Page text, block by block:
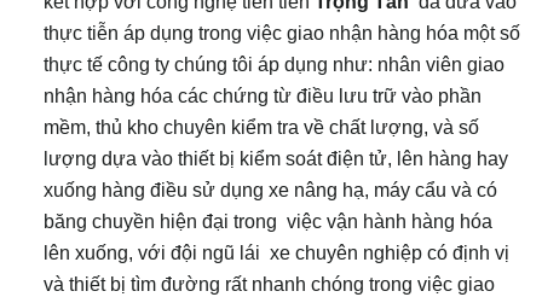
thực tiễn áp dụng trong việc giao nhận hàng hóa một số
thực tế công ty chúng tôi áp dụng như: nhân viên giao
nhận hàng hóa các chứng từ điều lưu trữ vào phần
mềm, thủ kho chuyên kiểm tra về chất lượng, và số
lượng dựa vào thiết bị kiểm soát điện tử, lên hàng hay
xuống hàng điều sử dụng xe nâng hạ, máy cẩu và có
băng chuyền hiện đại trong việc vận hành hàng hóa
lên xuống, với đội ngũ lái xe chuyên nghiệp có định vị
và thiết bị tìm đường rất nhanh chóng trong việc giao